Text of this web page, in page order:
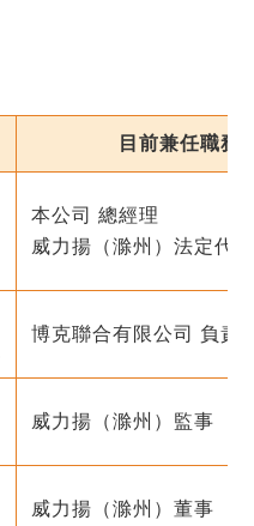
目前兼任職務
本公司 總經理
威力揚（滁州）法定代
博克聯合有限公司 負責
威力揚（滁州）監事
威力揚（滁州）董事